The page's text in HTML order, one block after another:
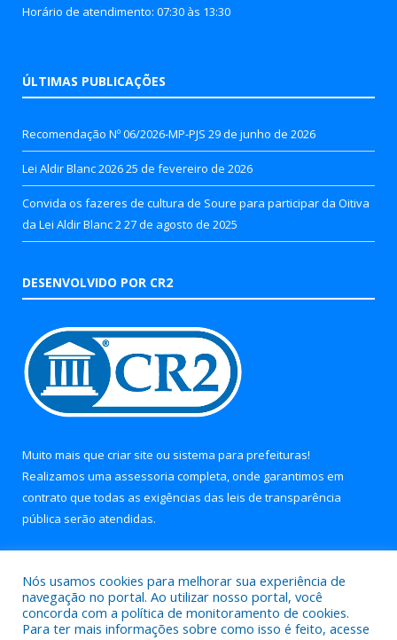
Horário de atendimento: 07:30 às 13:30
ÚLTIMAS PUBLICAÇÕES
Recomendação Nº 06/2026-MP-PJS 29 de junho de 2026
Lei Aldir Blanc 202625 de fevereiro de 2026
Convida os fazeres de cultura de Soure para participar da Oitiva
da Lei Aldir Blanc 227 de agosto de 2025
DESENVOLVIDO POR CR2
Muito mais que criar site ou sistema para prefeituras!
Realizamos uma assessoria completa, onde garantimos em
contrato que todas as exigências das leis de transparência
pública serão atendidas.
Nós usamos cookies para melhorar sua experiência de
navegação no portal. Ao utilizar nosso portal, você
concorda com a política de monitoramento de cookies.
Para ter mais informações sobre como isso é feito, acesse